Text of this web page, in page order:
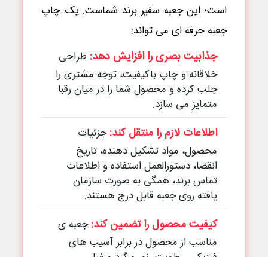
است؛ این جعبه سفیر برند شماست. یک چاپ
جعبه حرفه ای می تواند:
جذابیت بصری را افزایش دهد: طراحی
خلاقانه و چاپ باکیفیت، توجه مشتری را
جلب کرده و محصول شما را در میان رقبا
متمایز می سازد.
اطلاعات لازم را منتقل کند:جزئیات
محصول، مواد تشکیل دهنده، تاریخ
انقضا، دستورالعمل استفاده و اطلاعات
تماس برند، همگی به صورت سازمان
یافته روی جعبه قابل درج هستند.
کیفیت محصول را تضمین کند:جعبه ی
مناسب از محصول در برابر آسیب های